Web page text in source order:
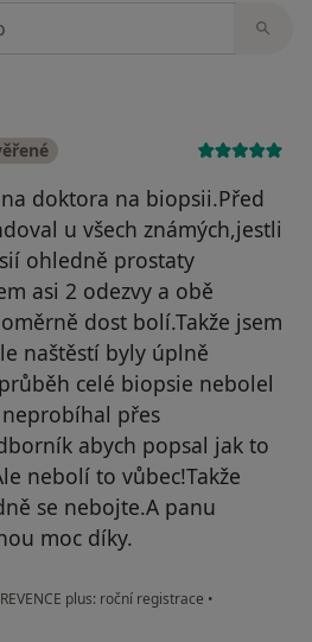
doktora na biopsii.Před
u všech známých,jestli
ohledně prostaty
asi 2 odezvy a obě
dost bolí.Takže jsem
naštěstí byly úplně
celé biopsie nebolel
přes
abych popsal jak to
nebolí to vůbec!Takže
se nebojte.A panu
moc díky.
plus: roční registrace •